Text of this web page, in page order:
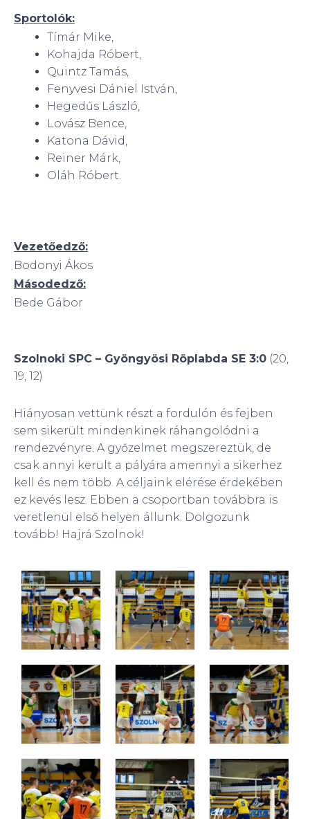
Sportolók:
Tímár Mike,
Kohajda Róbert,
Quintz Tamás,
Fenyvesi Dániel István,
Hegedűs László,
Lovász Bence,
Katona Dávid,
Reiner Márk,
Oláh Róbert.
Vezetőedző:
Bodonyi Ákos
Másodedző:
Bede Gábor
Szolnoki SPC – Gyöngyösi Röplabda SE 3:0 (20,
19, 12)
Hiányosan vettünk részt a fordulón és fejben
sem sikerült mindenkinek ráhangolódni a
rendezvényre. A győzelmet megszereztük, de
csak annyi került a pályára amennyi a sikerhez
kell és nem több. A céljaink elérése érdekében
ez kevés lesz. Ebben a csoportban továbbra is
veretlenül első helyen állunk. Dolgozunk
tovább! Hajrá Szolnok!